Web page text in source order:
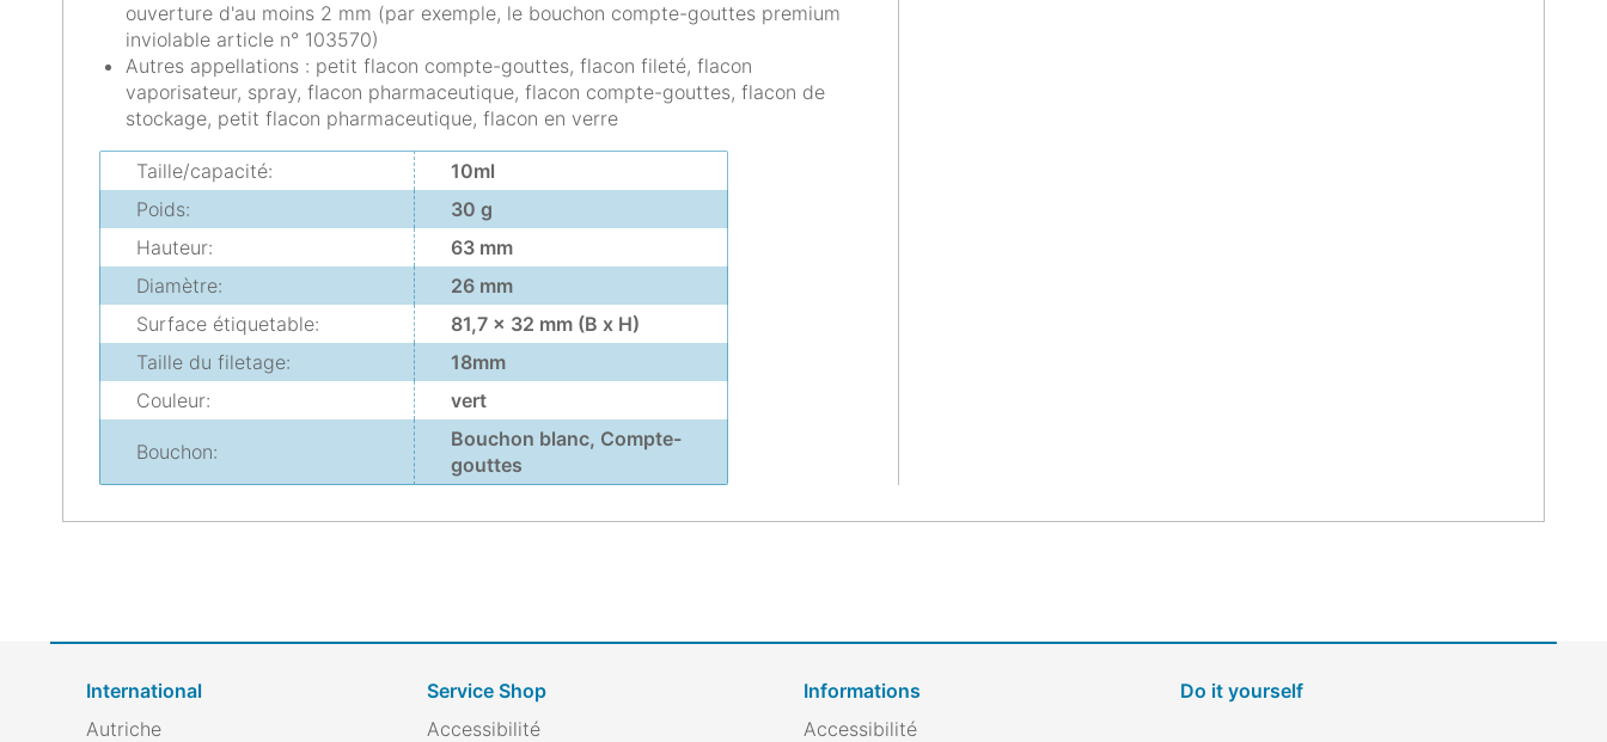
ouverture d'au moins 2 mm (par exemple, le bouchon compte-gouttes premium
inviolable article n° 103570)
Autres appellations : petit flacon compte-gouttes, flacon fileté, flacon
vaporisateur, spray, flacon pharmaceutique, flacon compte-gouttes, flacon de
stockage, petit flacon pharmaceutique, flacon en verre
Taille/capacité:
10ml
Poids:
30 g
Hauteur:
63 mm
Diamètre:
26 mm
Surface étiquetable:
81,7 x 32 mm (B x H)
Taille du filetage:
18mm
Couleur:
vert
Bouchon:
Bouchon blanc, Compte-
gouttes
International
Autriche
Service Shop
Accessibilité
Informations
Accessibilité
Do it yourself